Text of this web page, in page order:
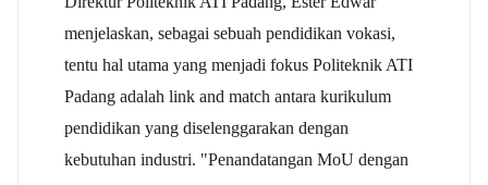
menjelaskan, sebagai sebuah pendidikan vokasi,
tentu hal utama yang menjadi fokus Politeknik ATI
Padang adalah link and match antara kurikulum
pendidikan yang diselenggarakan dengan
kebutuhan industri. "Penandatangan MoU dengan